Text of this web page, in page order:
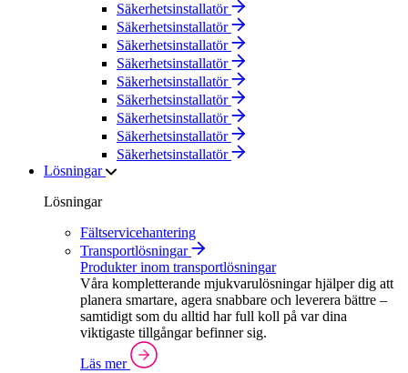
Säkerhetsinstallatör
Säkerhetsinstallatör
Säkerhetsinstallatör
Säkerhetsinstallatör
Säkerhetsinstallatör
Säkerhetsinstallatör
Säkerhetsinstallatör
Säkerhetsinstallatör
Säkerhetsinstallatör
Lösningar
Lösningar
Fältservicehantering
Transportlösningar
Produkter inom transportlösningar
Våra kompletterande mjukvarulösningar hjälper dig att
planera smartare, agera snabbare och leverera bättre –
samtidigt som du alltid har full koll på var dina
viktigaste tillgångar befinner sig.
Läs mer